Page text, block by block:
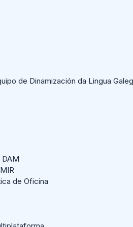
de Dinamización da Lingua
de Oficina